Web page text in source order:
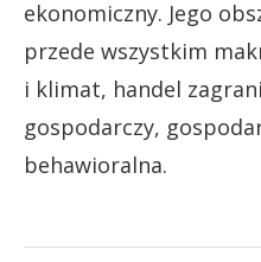
ekonomiczny. Jego
przede wszystkim
i klimat, handel
gospodarczy,
behawioralna.